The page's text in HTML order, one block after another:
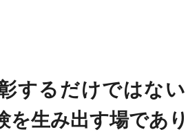
するだけではな
生み出す場であり